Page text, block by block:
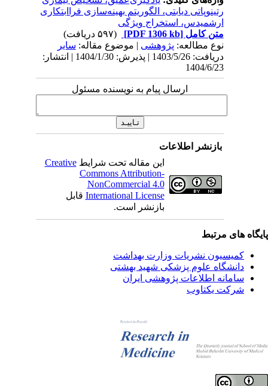
رتینوپاتی دیابتی، الگوریتم بهینه‌سازی فراابتکاری
ارشمیدس، استخراج ویژگی
متن کامل[PDF 1306 kb]
نوع مطالعه:پژوهشی| موضوع مقاله:سایر
دریافت: 1403/5/26 | پذیرش: 1404/1/30 | انتشار:
1404/6/23
ارسال پیام به نویسنده مسئول
بازنشر اطلاعات
این مقاله تحت شرایطCreative
Commons Attribution-
NonCommercial 4.0
International Licenseقابل
بازنشر است.
های مرتبط
کمیسیون نشریات وزارت بهداشت
دانشگاه علوم پزشکی شهید بهشتی
سامانه اطلاعات پژوهشی ایران
شرکت یکتاوب